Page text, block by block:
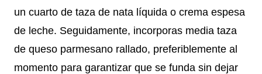
un cuarto de taza de nata líquida o crema espesa
de leche. Seguidamente, incorporas media taza
de queso parmesano rallado, preferiblemente al
momento para garantizar que se funda sin dejar